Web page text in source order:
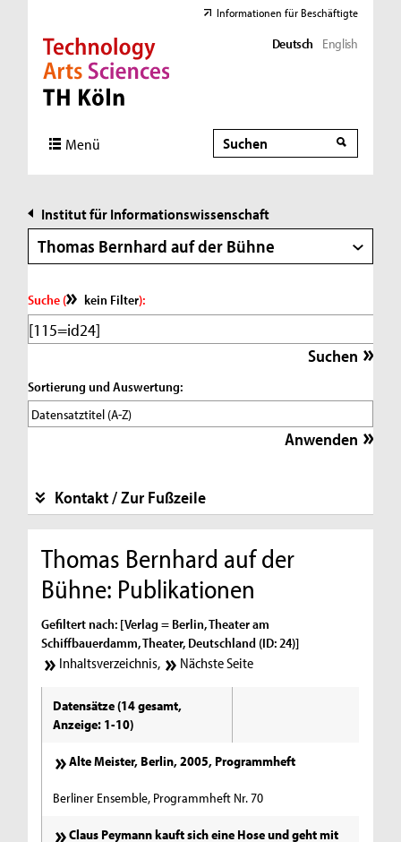
Direkt zur Hauptnavigation
Direkt zur Subnavigation
Direkt zum Inhalt
Direkt zum Fußbereich
Informationen für Beschäftigte
Deutsch English
Menü Suche
Suche
Institut für Informationswissenschaft
Thomas Bernhard auf der Bühne
Suche ( kein Filter):
Sortierung und Auswertung:
Kontakt / Zur Fußzeile
Thomas Bernhard auf der
Bühne: Publikationen
Gefiltert nach: [Verlag = Berlin, Theater am
Schiffbauerdamm, Theater, Deutschland (ID: 24)]
Inhaltsverzeichnis, Nächste Seite
Datensätze (14 gesamt,
Anzeige: 1-10)
Alte Meister, Berlin, 2005, Programmheft
Berliner Ensemble, Programmheft Nr. 70
Claus Peymann kauft sich eine Hose und geht mit